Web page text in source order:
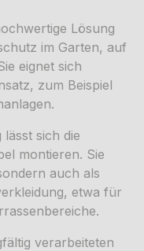
Lösung
im Garten, auf
eignet sich
zum Beispiel
sich die
montieren. Sie
auch als
etwa für
verarbeiteten